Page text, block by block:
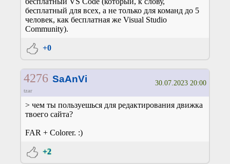
бесплатный для всех, а не только для команд до 5
человек, как бесплатная же Visual Studio
Community).
+0
4276 SaAnVi
tzar
30.07.2023 20:00
> чем ты пользуешься для редактирования движка
твоего сайта?
FAR + Colorer. :)
+2